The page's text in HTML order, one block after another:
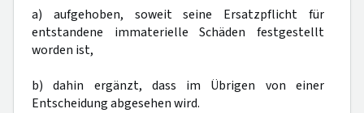
a) aufgehoben, soweit seine Ersatzpflicht für
entstandene immaterielle Schäden festgestellt
worden ist,
b) dahin ergänzt, dass im Übrigen von einer
Entscheidung abgesehen wird.